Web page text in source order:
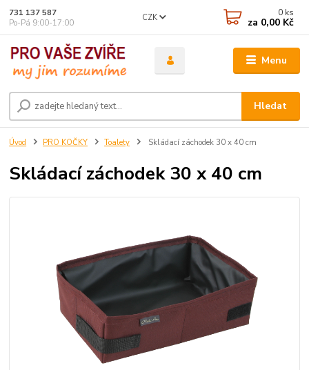
Menu
CZK
Hledat
731 137 587
Po-Pá 9:00-17:00
0 ks
za 0,00 Kč
Úvod PRO KOČKY Toalety Skládací záchodek 30 x 40 cm
Skládací záchodek 30 x 40 cm